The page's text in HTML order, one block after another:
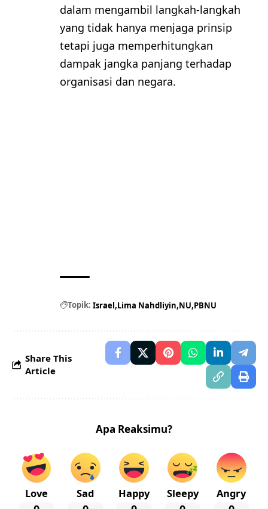
dalam mengambil langkah-langkah
yang tidak hanya menjaga prinsip
tetapi juga memperhitungkan
dampak jangka panjang terhadap
organisasi dan negara.
Topik: Israel Lima Nahdliyin NU PBNU
Share This
Article
Apa Reaksimu?
Love Sad Happy Sleepy Angry